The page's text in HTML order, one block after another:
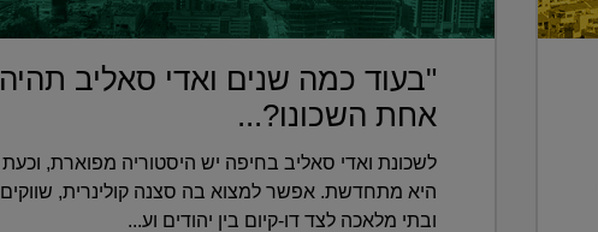
"בעוד כמה שנים ואדי סאליב תהיה
אחת השכונו?...
לשכונת ואדי סאליב בחיפה יש היסטוריה מפוארת, וכעת
היא מתחדשת. אפשר למצוא בה סצנה קולינרית, שווקים
ובתי מלאכה לצד דו-קיום בין יהודים וע...